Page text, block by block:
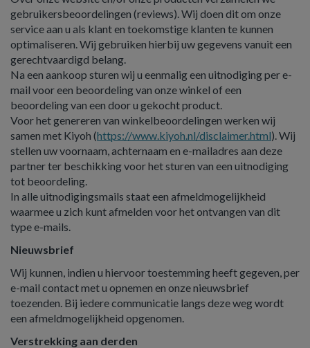
gebruikersbeoordelingen (reviews). Wij doen dit om onze
service aan u als klant en toekomstige klanten te kunnen
optimaliseren. Wij gebruiken hierbij uw gegevens vanuit een
gerechtvaardigd belang.
Na een aankoop sturen wij u eenmalig een uitnodiging per e-
mail voor een beoordeling van onze winkel of een
beoordeling van een door u gekocht product.
Voor het genereren van winkelbeoordelingen werken wij
samen met Kiyoh (https://www.kiyoh.nl/disclaimer.html). Wij
stellen uw voornaam, achternaam en e-mailadres aan deze
partner ter beschikking voor het sturen van een uitnodiging
tot beoordeling.
In alle uitnodigingsmails staat een afmeldmogelijkheid
waarmee u zich kunt afmelden voor het ontvangen van dit
type e-mails.
Nieuwsbrief
Wij kunnen, indien u hiervoor toestemming heeft gegeven, per
e-mail contact met u opnemen en onze nieuwsbrief
toezenden. Bij iedere communicatie langs deze weg wordt
een afmeldmogelijkheid opgenomen.
Verstrekking aan derden